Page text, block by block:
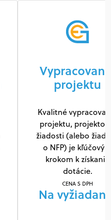
projektu
Kvalitné
projektu,
žiadosti (alebo
o NFP) je
krokom k získaniu
dotácie.
CENA S DPH
Na